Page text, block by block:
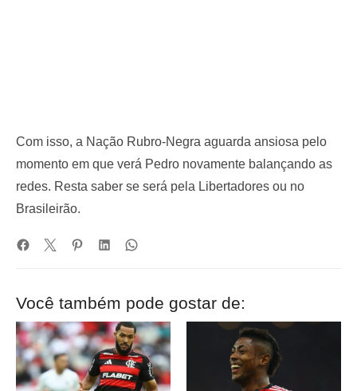
Com isso, a Nação Rubro-Negra aguarda ansiosa pelo
momento em que verá Pedro novamente balançando as
redes. Resta saber se será pela Libertadores ou no
Brasileirão.
Você também pode gostar de: